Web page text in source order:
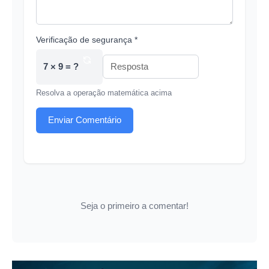
Verificação de segurança *
7 × 9 = ?
Resolva a operação matemática acima
Enviar Comentário
Seja o primeiro a comentar!